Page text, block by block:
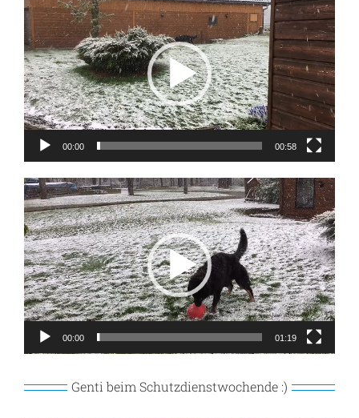
Player
00:00 00:58
Video-
Player
00:00 01:19
Genti beim Schutzdienstwochende :)